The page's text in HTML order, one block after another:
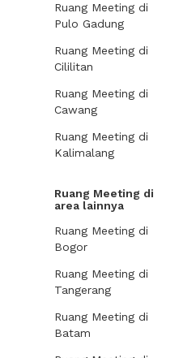
Ruang Meeting di
Pulo Gadung
Ruang Meeting di
Cililitan
Ruang Meeting di
Cawang
Ruang Meeting di
Kalimalang
Ruang Meeting di
area lainnya
Ruang Meeting di
Bogor
Ruang Meeting di
Tangerang
Ruang Meeting di
Batam